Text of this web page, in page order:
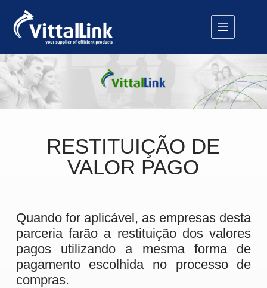
RESTITUIÇÃO DE
VALOR PAGO
Quando for aplicável, as empresas desta
parceria farão a restituição dos valores
pagos utilizando a mesma forma de
pagamento escolhida no processo de
compras.